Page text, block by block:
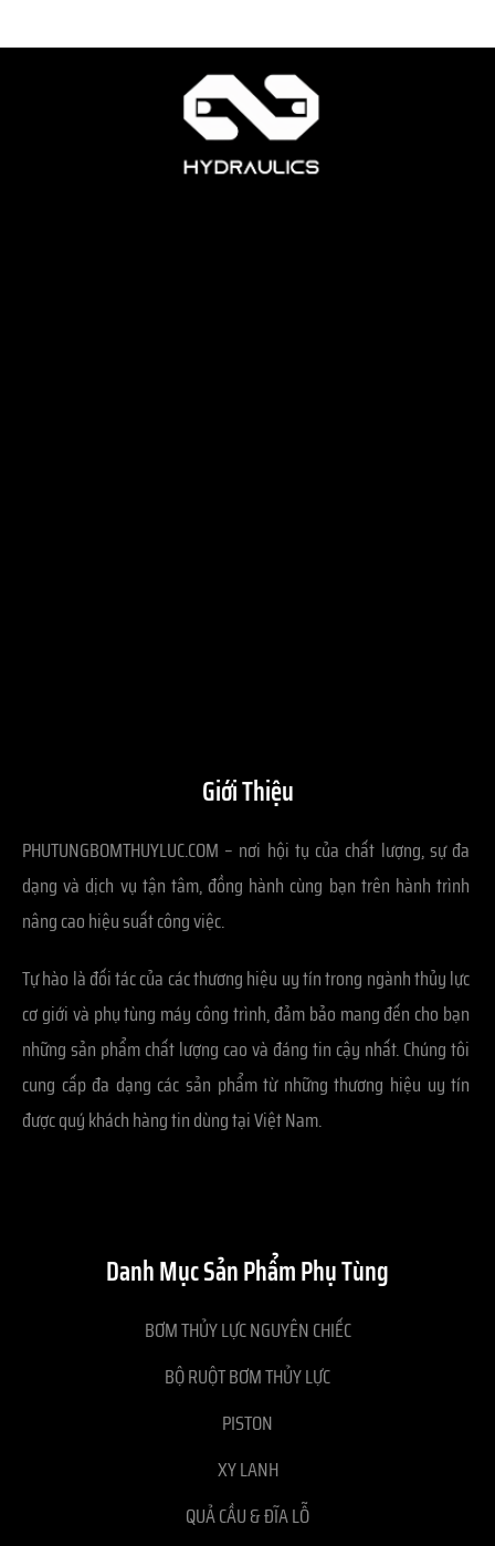
Giới Thiệu
PHUTUNGBOMTHUYLUC.COM – nơi hội tụ của chất lượng, sự đa
dạng và dịch vụ tận tâm, đồng hành cùng bạn trên hành trình
nâng cao hiệu suất công việc.
Tự hào là đối tác của các thương hiệu uy tín trong ngành thủy lực
cơ giới và phụ tùng máy công trình, đảm bảo mang đến cho bạn
những sản phẩm chất lượng cao và đáng tin cậy nhất. Chúng tôi
cung cấp đa dạng các sản phẩm từ những thương hiệu uy tín
được quý khách hàng tin dùng tại Việt Nam.
Danh Mục Sản Phẩm Phụ Tùng
BƠM THỦY LỰC NGUYÊN CHIẾC
BỘ RUỘT BƠM THỦY LỰC
PISTON
XY LANH
QUẢ CẦU & ĐĨA LỖ